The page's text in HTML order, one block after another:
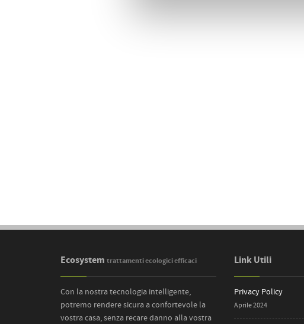
Ecosystem trattamenti ecologici efficaci
Con la nostra tecnologia intelligente,
potremo rendere sicura a confortevole la
vostra casa, senza recare danno alla vostra
Link Utili
Privacy Policy
Aprile 2024